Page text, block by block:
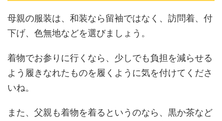
母親の服装は、和装なら留袖ではなく、訪問着、付
下げ、色無地などを選びましょう。
着物でお参りに行くなら、少しでも負担を減らせる
よう履きなれたものを履くように気を付けてくださ
いね。
また、父親も着物を着るというのなら、黒か茶など